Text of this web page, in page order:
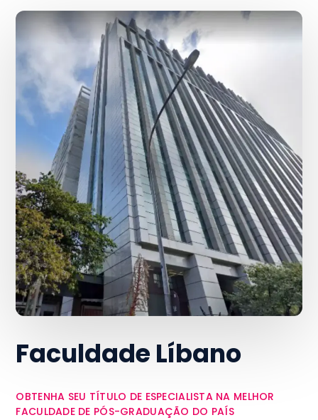
Faculdade Líbano
OBTENHA SEU TÍTULO DE ESPECIALISTA NA MELHOR
FACULDADE DE PÓS-GRADUAÇÃO DO PAÍS